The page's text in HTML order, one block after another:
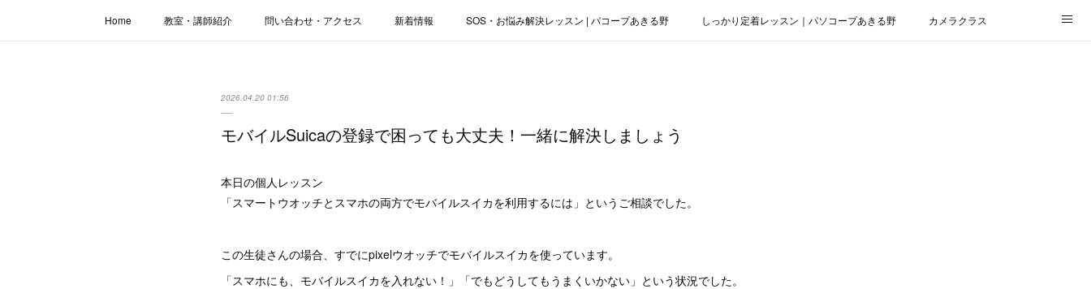
Home 教室・講師紹介 問い合わせ・アクセス 新着情報 SOS・お悩み解決レッスン | パコープあきる野 しっかり定着レッスン｜パソコープあきる野 カメラクラス
2026.04.20 01:56
モバイルSuicaの登録で困っても大丈夫！一緒に解決しましょう
本日の個人レッスン
「スマートウオッチとスマホの両方でモバイルスイカを利用するには」というご相談でした。
この生徒さんの場合、すでにpixelウオッチでモバイルスイカを使っています。
「スマホにも、モバイルスイカを入れない！」「でもどうしてもうまくいかない」という状況でした。